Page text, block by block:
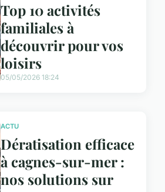
Top 10 activités
familiales à
découvrir pour vos
loisirs
05/05/2026 18:24
ACTU
Dératisation efficace
à cagnes-sur-mer :
nos solutions sur